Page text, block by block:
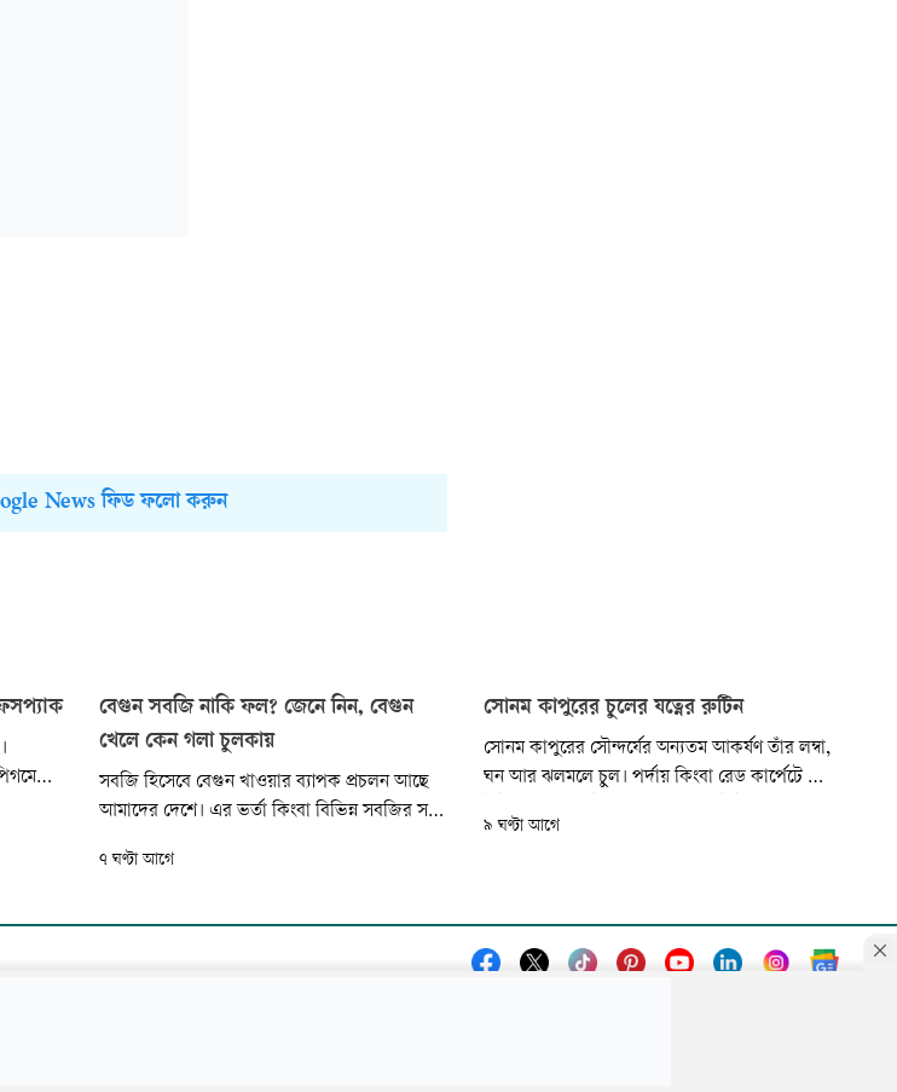
News ফিড ফলো করুন
বেগুন সবজি নাকি ফল? জেনে নিন, বেগুন
খেলে কেন গলা চুলকায়
সবজি হিসেবে বেগুন খাওয়ার ব্যাপক প্রচলন আছে
আমাদের দেশে। এর ভর্তা কিংবা বিভিন্ন সবজির সঙ্গে
আমাদের দেশে প্রচুর খাওয়া হয়। কিন্তু জেনে খানিক
নাইটশেড পরিবারের একটি ফল। বেগুন ছাড়াও এই
৭ ঘণ্টা আগে
সোনম কাপুরের চুলের যত্নের রুটিন
সোনম কাপুরের সৌন্দর্যের অন্যতম আকর্ষণ তাঁর লম্বা,
ঘন আর ঝলমলে চুল। পর্দায় কিংবা রেড কার্পেটে তাঁর
থাকে তাঁর স্বাস্থ্যোজ্জ্বল চুল। তেল ম্যাসাজ, চুলে সুগন্ধি
কার্যকর...
৯ ঘণ্টা আগে